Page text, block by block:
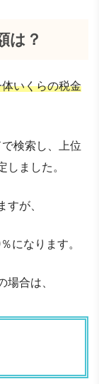
は？
いくらの税金
検索し、上位
ました。
すが、
になります。
場合は、